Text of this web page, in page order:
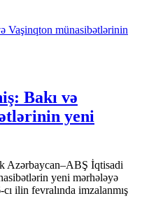
Bakı və
yeni
Azərbaycan–ABŞ İqtisadi
yeni mərhələyə
ilin fevralında imzalanmış